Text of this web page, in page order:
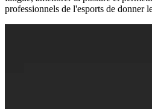
professionnels de l'esports de donner